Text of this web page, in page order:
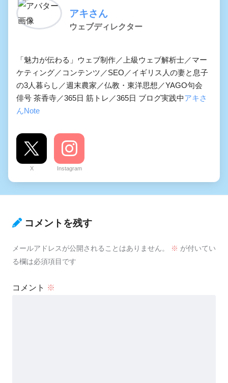
アキさん
ウェブディレクター
「魅力が伝わる」ウェブ制作／上級ウェブ解析士／マー
ケティング／コンテンツ／SEO／イギリス人の妻と息子
の3人暮らし／週末農家／仏教・東洋思想／YAGO句会
俳号 茶香寺／365日 筋トレ／365日 ブログ実践中アキさ
んNote
X Instagram
コメントを残す
メールアドレスが公開されることはありません。 ※ が付いてい
る欄は必須項目です
コメント ※